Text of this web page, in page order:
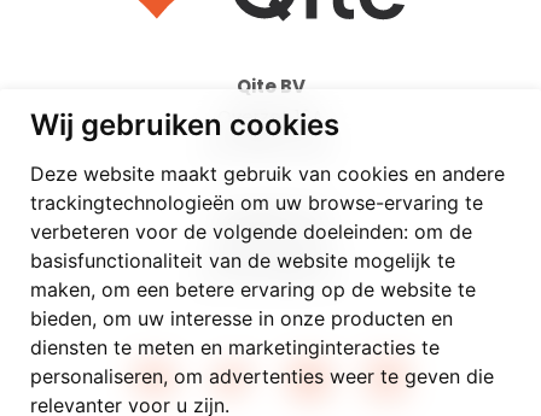
Wij gebruiken cookies
Deze website maakt gebruik van cookies en andere
trackingtechnologieën om uw browse-ervaring te
verbeteren voor de volgende doeleinden: om de
basisfunctionaliteit van de website mogelijk te
maken, om een betere ervaring op de website te
bieden, om uw interesse in onze producten en
diensten te meten en marketinginteracties te
personaliseren, om advertenties weer te geven die
relevanter voor u zijn.
Qite BV
Overzet 16A
info@qite.be
09/336 22 99
BE 0502.988.154